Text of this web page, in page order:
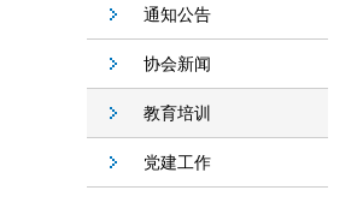
通知公告
协会新闻
教育培训
党建工作